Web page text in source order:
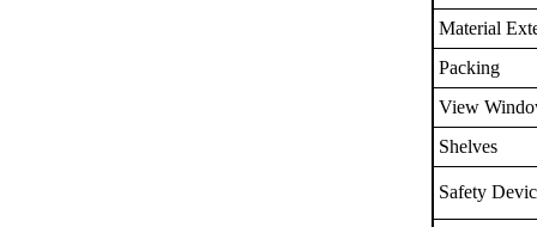
Material
Packing
View
Shelves
Safety